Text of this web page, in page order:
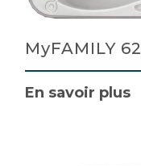
MyFAMILY 62
En savoir plus